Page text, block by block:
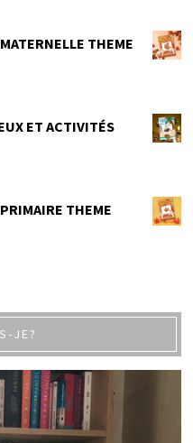
THEME
ET ACTIVITÉS
THEME
JE?